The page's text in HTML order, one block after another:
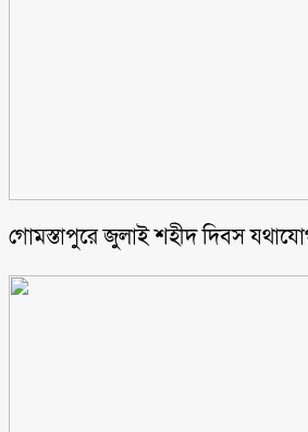
গোমস্তাপুরে জুলাই শহীদ দিবস